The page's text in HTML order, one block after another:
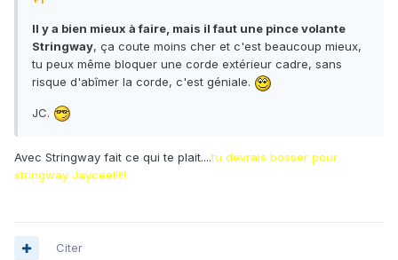
Il y a bien mieux à faire, mais il faut une pince volante
Stringway, ça coute moins cher et c'est beaucoup mieux,
tu peux même bloquer une corde extérieur cadre, sans
risque d'abîmer la corde, c'est géniale.
JC.
Avec Stringway fait ce qui te plait....tu devrais bosser pour
stringway Jaycee!!!!!
Citer